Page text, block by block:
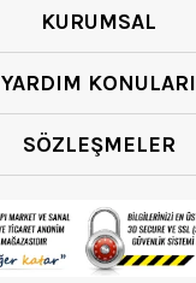
KURUMSAL
YARDIM KONULARI
SÖZLEŞMELER